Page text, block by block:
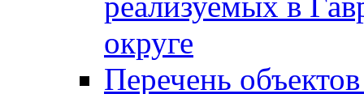
округе
Перечень